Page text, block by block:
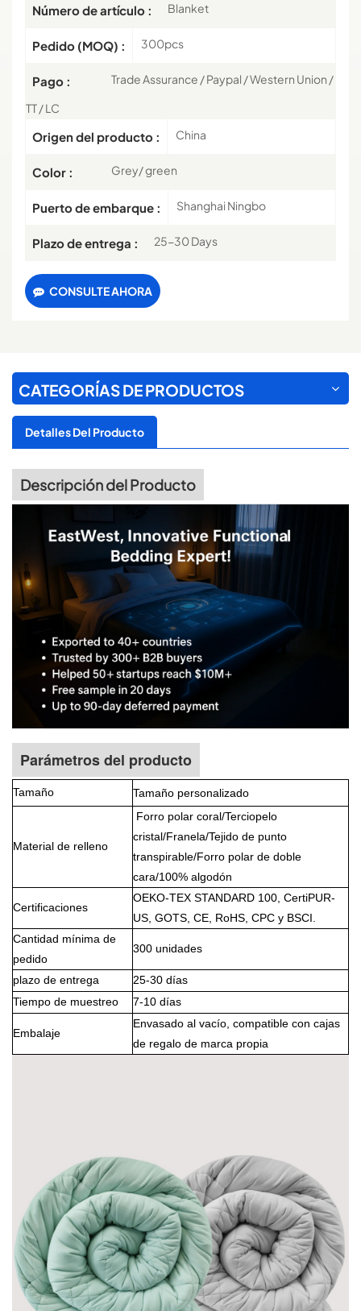
Número de artículo : Blanket
Pedido (MOQ) : 300pcs
Pago :
Trade Assurance / Paypal / Western Union /
TT / LC
Origen del producto : China
Color : Grey/ green
Puerto de embarque : Shanghai Ningbo
Plazo de entrega : 25-30 Days
CONSULTE AHORA
CATEGORÍAS DE PRODUCTOS
Detalles Del Producto
Descripción del Producto
Parámetros del producto
Tamaño Tamaño personalizado
Material de relleno
Forro polar coral/Terciopelo
cristal/Franela/Tejido de punto
transpirable/Forro polar de doble
cara/100% algodón
Certificaciones
OEKO-TEX STANDARD 100, CertiPUR-
US, GOTS, CE, RoHS, CPC y BSCI.
Cantidad mínima de
pedido
300 unidades
plazo de entrega
25-30 días
Tiempo de muestreo
7-10 días
Embalaje
Envasado al vacío, compatible con cajas
de regalo de marca propia